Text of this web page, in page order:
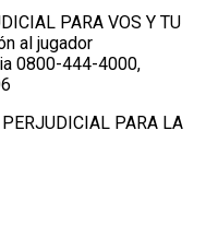
PARA VOS Y TU
al jugador
0800-444-4000,
PARA LA